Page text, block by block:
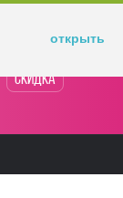
Скидка
открыть